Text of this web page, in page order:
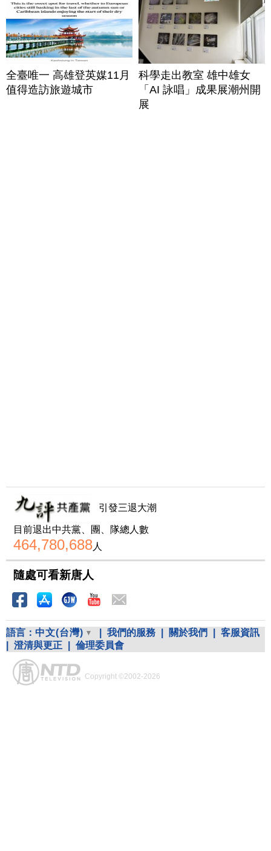
全臺唯一 高雄登英媒11月
值得造訪旅遊城市
科學走出教室 雄中雄女
「AI 詠唱」成果展潮州開
展
引發三退大潮
目前退出中共黨、團、隊總人數
464,780,688人
隨處可看新唐人
語言： 中文(台灣) 我們的服務 關於我們
客服資訊
澄清與更正 倫理委員會
Copyright ©2002-2026